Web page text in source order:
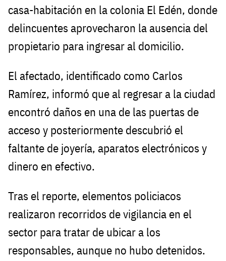
casa-habitación en la colonia El Edén, donde
delincuentes aprovecharon la ausencia del
propietario para ingresar al domicilio.
El afectado, identificado como Carlos
Ramírez, informó que al regresar a la ciudad
encontró daños en una de las puertas de
acceso y posteriormente descubrió el
faltante de joyería, aparatos electrónicos y
dinero en efectivo.
Tras el reporte, elementos policiacos
realizaron recorridos de vigilancia en el
sector para tratar de ubicar a los
responsables, aunque no hubo detenidos.